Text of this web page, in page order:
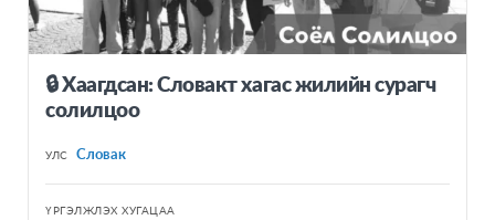
🔒 Хаагдсан: Словакт хагас жилийн сурагч
солилцоо
УЛС Словак
ҮРГЭЛЖЛЭХ ХУГАЦАА